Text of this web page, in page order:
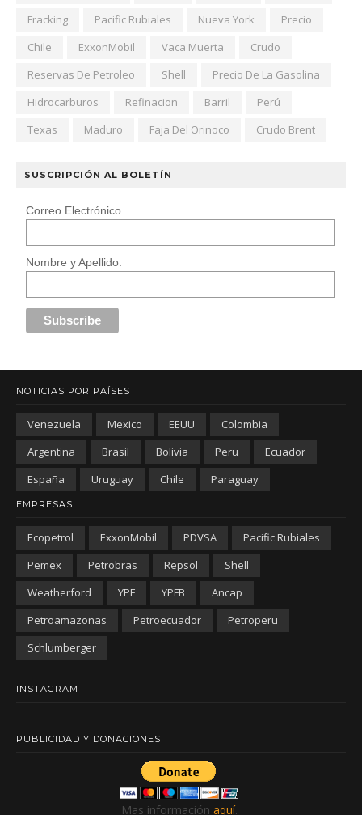
Fracking
Pacific Rubiales Nueva York
Precio
Chile
ExxonMobil Vaca Muerta
Crudo
Reservas De Petroleo
Shell
Precio De La Gasolina
Hidrocarburos
Refinacion Barril
Perú
Texas
Maduro Faja Del Orinoco Crudo Brent
SUSCRIPCIÓN AL BOLETÍN
Correo Electrónico
Nombre y Apellido:
NOTICIAS POR PAÍSES
Venezuela Mexico EEUU
Colombia
Argentina
Brasil Bolivia Peru
Ecuador
España
Uruguay Chile Paraguay
EMPRESAS
Ecopetrol ExxonMobil PDVSA
Pacific Rubiales
Pemex
Petrobras Repsol
Shell
Weatherford
YPF YPFB
Ancap
Petroamazonas
Petroecuador
Petroperu
Schlumberger
INSTAGRAM
PUBLICIDAD Y DONACIONES
Mas información aquí.